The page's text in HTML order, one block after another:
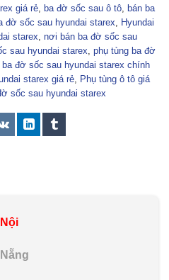
giá rẻ ba đờ sốc sau ô tô bán ba
đờ sốc sau hyundai starex
Hyundai
starex nơi bán ba đờ sốc sau
sau hyundai starex phụ tùng ba đờ
ba đờ sốc sau hyundai starex chính
starex giá rẻ Phụ tùng ô tô giá
sốc sau hyundai starex